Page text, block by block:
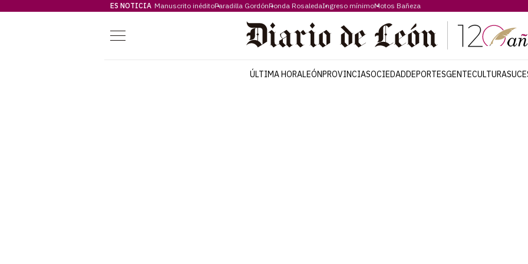
ES NOTICIA Manuscrito inéditoParadilla GordónRonda RosaledaIngreso mínimoMotos Bañeza
Menú
ÚLTIMA HORALEÓNPROVINCIASOCIEDADDEPORTESGENTECULTURA